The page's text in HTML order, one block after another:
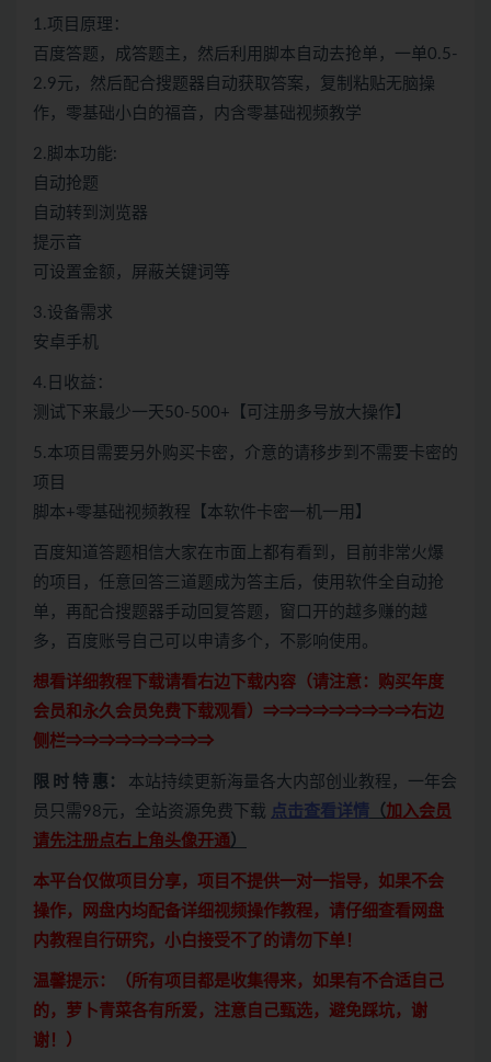
1.项目原理：
百度答题，成答题主，然后利用脚本自动去抢单，一单0.5-
2.9元，然后配合搜题器自动获取答案，复制粘贴无脑操
作，零基础小白的福音，内含零基础视频教学
2.脚本功能:
自动抢题
自动转到浏览器
提示音
可设置金额，屏蔽关键词等
3.设备需求
安卓手机
4.日收益：
测试下来最少一天50-500+【可注册多号放大操作】
5.本项目需要另外购买卡密，介意的请移步到不需要卡密的
项目
脚本+零基础视频教程【本软件卡密一机一用】
百度知道答题相信大家在市面上都有看到，目前非常火爆
的项目，任意回答三道题成为答主后，使用软件全自动抢
单，再配合搜题器手动回复答题，窗口开的越多赚的越
多，百度账号自己可以申请多个，不影响使用。
想看详细教程下载请看右边下载内容（请注意： 购买年度
会员和永久会员免费下载观看）⇒⇒⇒⇒⇒⇒⇒⇒⇒右边
侧栏⇒⇒⇒⇒⇒⇒⇒⇒⇒
限 时 特 惠： 本站持续更新海量各大内部创业教程，一年会
员只需98元，全站资源免费下载 点击查看详情 （加入会员
请先注册点右上角头像开通）
本平台仅做项目分享，项目不提供一对一指导，如果不会
操作，网盘内均配备详细视频操作教程，请仔细查看网盘
内教程自行研究，小白接受不了的请勿下单！
温馨提示：（所有项目都是收集得来，如果有不合适自己
的，萝卜青菜各有所爱，注意自己甄选，避免踩坑，谢
谢！）